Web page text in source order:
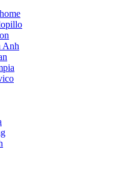
Anh